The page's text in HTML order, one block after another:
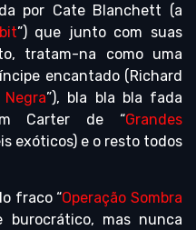
por Cate Blanchett (a
”) que junto com suas
tratam-na como uma
encantado (Richard
”), bla bla bla fada
Carter de “Grandes
exóticos) e o resto todos
fraco “Operação Sombra
mas nunca